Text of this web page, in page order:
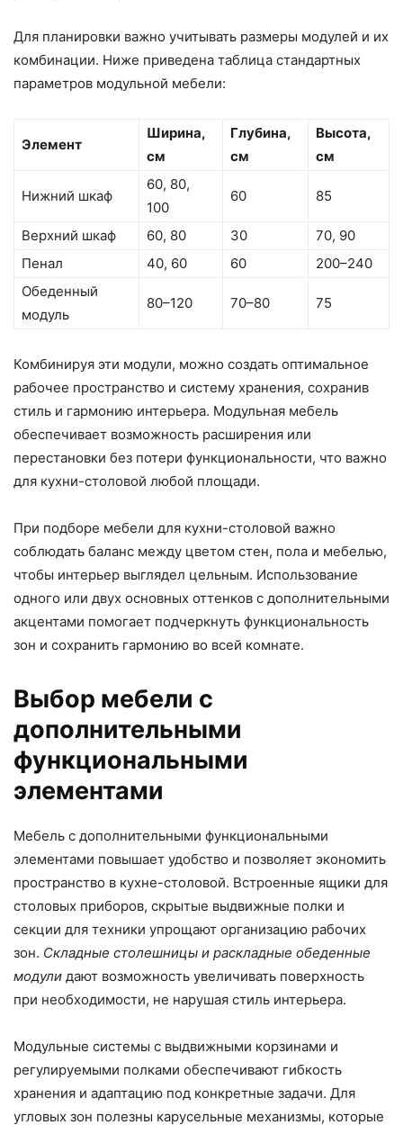
Для планировки важно учитывать размеры модулей и их
комбинации. Ниже приведена таблица стандартных
параметров модульной мебели:
Элемент
Ширина,
см
Глубина,
см
Высота,
см
Нижний шкаф
60, 80,
100
60 85
Верхний шкаф 60, 80 30
70, 90
Пенал
40, 60 60
200–240
Обеденный
модуль
80–120 70–80 75
Комбинируя эти модули, можно создать оптимальное
рабочее пространство и систему хранения, сохранив
стиль и гармонию интерьера. Модульная мебель
обеспечивает возможность расширения или
перестановки без потери функциональности, что важно
для кухни-столовой любой площади.
При подборе мебели для кухни-столовой важно
соблюдать баланс между цветом стен, пола и мебелью,
чтобы интерьер выглядел цельным. Использование
одного или двух основных оттенков с дополнительными
акцентами помогает подчеркнуть функциональность
зон и сохранить гармонию во всей комнате.
Выбор мебели с
дополнительными
функциональными
элементами
Мебель с дополнительными функциональными
элементами повышает удобство и позволяет экономить
пространство в кухне-столовой. Встроенные ящики для
столовых приборов, скрытые выдвижные полки и
секции для техники упрощают организацию рабочих
зон. Складные столешницы и раскладные обеденные
модули дают возможность увеличивать поверхность
при необходимости, не нарушая стиль интерьера.
Модульные системы с выдвижными корзинами и
регулируемыми полками обеспечивают гибкость
хранения и адаптацию под конкретные задачи. Для
угловых зон полезны карусельные механизмы, которые